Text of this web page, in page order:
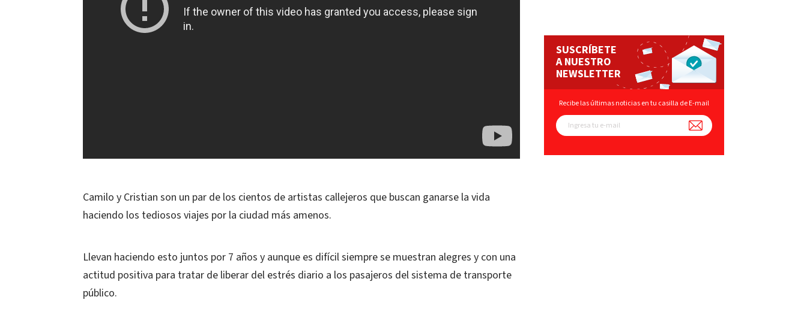
Camilo y Cristian son un par de los cientos de artistas callejeros que buscan ganarse la vida
haciendo los tediosos viajes por la ciudad más amenos.
Llevan haciendo esto juntos por 7 años y aunque es difícil siempre se muestran alegres y con una
actitud positiva para tratar de liberar del estrés diario a los pasajeros del sistema de transporte
público.
SUSCRÍBETE
A NUESTRO
NEWSLETTER
Recibe las últimas noticias en tu casilla de E-mail